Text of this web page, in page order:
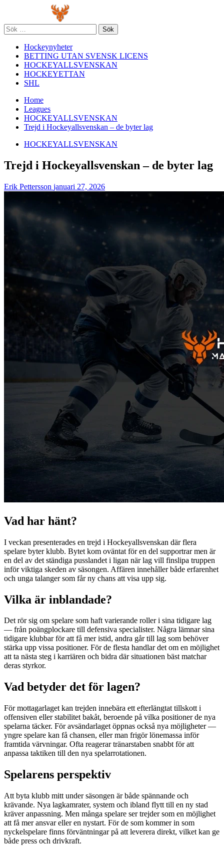
content
Sök
efter:
Hockeynyheter
BETTING UTAN SVENSK LICENS
HOCKEYALLSVENSKAN
HOCKEYETTAN
SHL
Home
Leagues
HOCKEYALLSVENSKAN
Trejd i Hockeyallsvenskan – de byter lag
HOCKEYALLSVENSKAN
Trejd i Hockeyallsvenskan – de byter lag
Erik Pettersson januari 27, 2026
Vad har hänt?
I veckan presenterades en trejd i Hockeyallsvenskan där flera
spelare byter klubb. Bytet kom oväntat för en del supportrar men är
en del av det ständiga pusslandet i ligan när lag vill finslipa truppen
inför viktiga skeden av säsongen. Affären innehåller både erfarenhet
och unga talanger som får ny chans att visa upp sig.
Vilka är inblandade?
Det rör sig om spelare som haft varierande roller i sina tidigare lag
— från poängplockare till defensiva specialister. Några lämnar sina
tidigare klubbar för att få mer istid, andra går till lag som behöver
stärka upp vissa positioner. För de flesta handlar det om en möjlighet
att ta nästa steg i karriären och bidra där situationen bäst matchar
deras styrkor.
Vad betyder det för lagen?
För mottagarlaget kan trejden innebära ett efterlängtat tillskott i
offensiven eller stabilitet bakåt, beroende på vilka positioner de nya
spelarna täcker. För avsändarlaget öppnas också nya möjligheter —
yngre spelare kan få chansen, eller man frigör lönemassa inför
framtida värvningar. Ofta reagerar tränarstaben snabbt för att
anpassa taktiken till den nya spelarrotationen.
Spelarens perspektiv
Att byta klubb mitt under säsongen är både spännande och
krävande. Nya lagkamrater, system och ibland flytt till en ny stad
kräver anpassning. Men många spelare ser trejder som en möjlighet
att få mer ansvar eller en nystart. För de som kommer in som
nyckelspelare finns förväntningar på att leverera direkt, vilket kan ge
både press och drivkraft.